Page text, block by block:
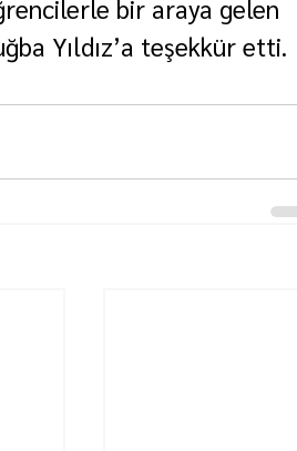
bir araya gelen
Yıldız’a teşekkür etti.